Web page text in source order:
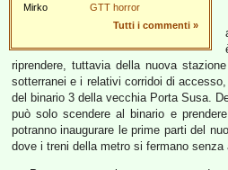
Mirko
GTT horror
Tutti i commenti »
riprendere, tuttavia della nuova
sotterranei e i relativi corridoi di
del binario 3 della vecchia Porta Susa.
può solo scendere al binario e
potranno inaugurare le prime parti del
dove i treni della metro si fermano senza